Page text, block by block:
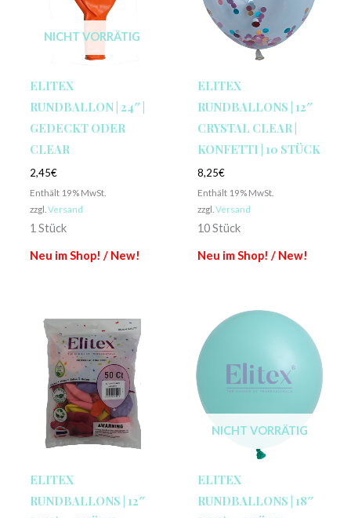
NICHT VORRÄTIG
ELITEX
RUNDBALLON | 24″ |
GEDECKT ODER
CLEAR
2,45€
Enthält 19% MwSt.
zzgl. Versand
1 Stück
Neu im Shop! / New!
ELITEX
RUNDBALLONS | 12″
CRYSTAL CLEAR |
KONFETTI | 10 STÜCK
8,25€
Enthält 19% MwSt.
zzgl. Versand
10 Stück
Neu im Shop! / New!
ELITEX
RUNDBALLONS | 12″
NICHT VORRÄTIG
ELITEX
RUNDBALLONS | 18″